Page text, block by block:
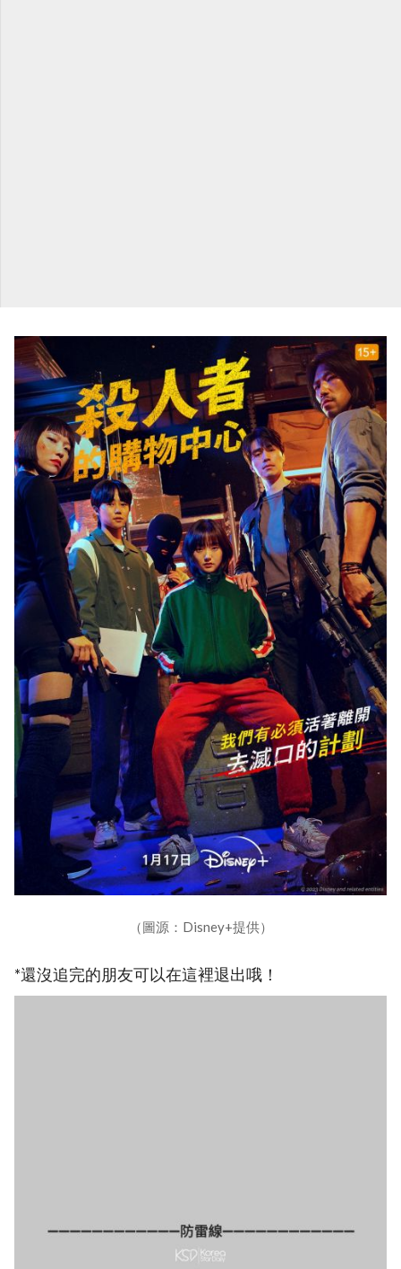
（圖源：Disney+提供）
*還沒追完的朋友可以在這裡退出哦！